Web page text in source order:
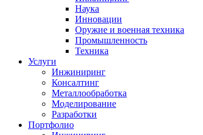
Наука
Инновации
Оружие и военная техника
Промышленность
Техника
Услуги
Инжиниринг
Консалтинг
Металлообработка
Моделирование
Разработки
Портфолио